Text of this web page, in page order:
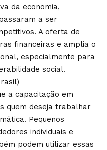
da economia,
a ser
A oferta de
financeiras e amplia o
especialmente para
social.
)
a capacitação em
quem deseja trabalhar
Pequenos
individuais e
podem utilizar essas